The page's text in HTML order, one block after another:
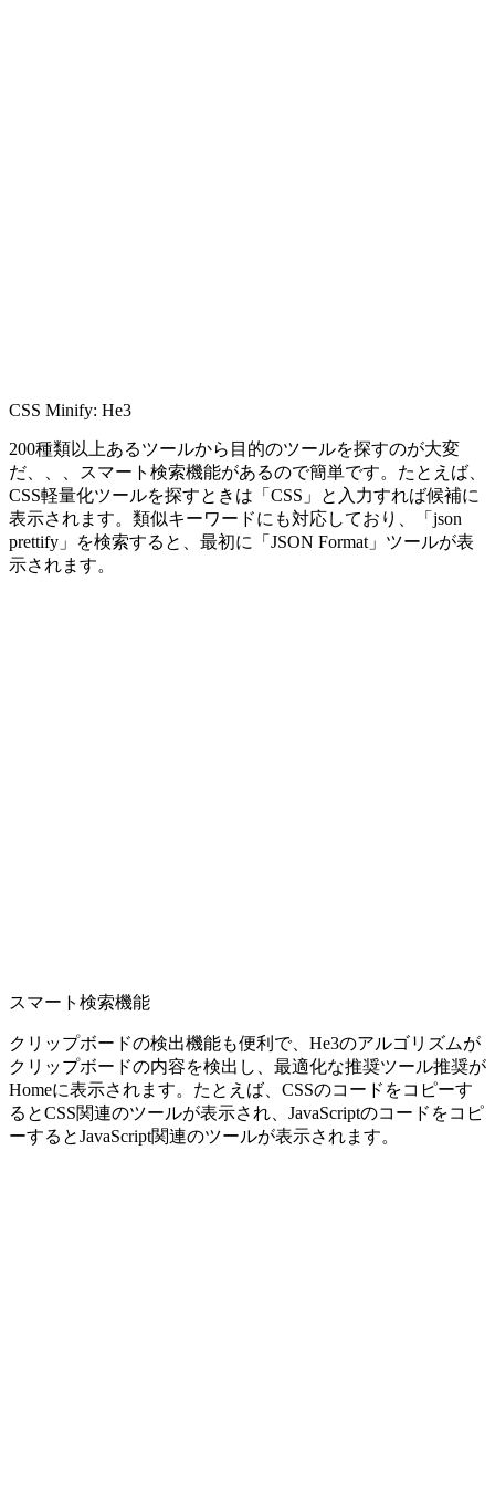
CSS Minify: He3
200種類以上あるツールから目的のツールを探すのが大変
だ、、、スマート検索機能があるので簡単です。たとえば、
CSS軽量化ツールを探すときは「CSS」と入力すれば候補に
表示されます。類似キーワードにも対応しており、「json
prettify」を検索すると、最初に「JSON Format」ツールが表
示されます。
スマート検索機能
クリップボードの検出機能も便利で、He3のアルゴリズムが
クリップボードの内容を検出し、最適化な推奨ツール推奨が
Homeに表示されます。たとえば、CSSのコードをコピーす
るとCSS関連のツールが表示され、JavaScriptのコードをコピ
ーするとJavaScript関連のツールが表示されます。